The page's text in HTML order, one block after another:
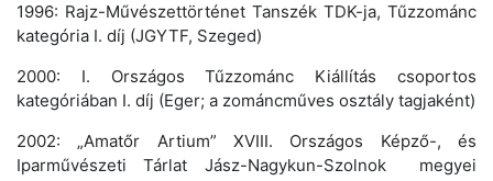
1996: Rajz-Művészettörténet Tanszék TDK-ja, Tűzzománc
kategória I. díj (JGYTF, Szeged)
2000: I. Országos Tűzzománc Kiállítás csoportos
kategóriában I. díj (Eger; a zománcműves osztály tagjaként)
2002: „Amatőr Artium” XVIII. Országos Képző-, és
Iparművészeti Tárlat Jász-Nagykun-Szolnok megyei